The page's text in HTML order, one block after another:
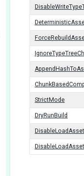
StrictMode
DryRunBuild